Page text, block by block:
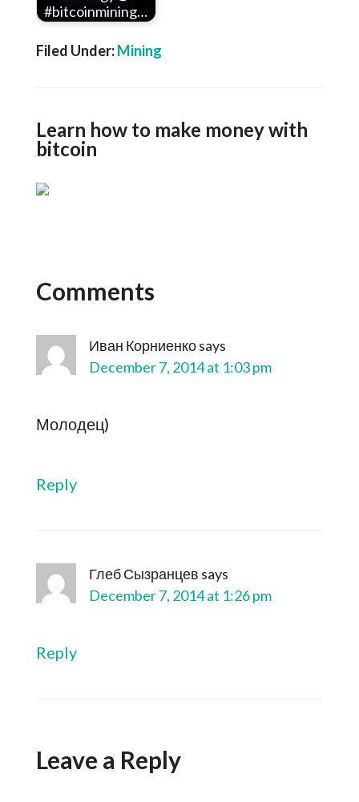
#bitcoinmining…
Filed Under:Mining
Learn how to make money with
bitcoin
Comments
Иван Корниенкоsays
December 7, 2014 at 1:03 pm
Молодец)
Reply
Глеб Сызранцев says
December 7, 2014 at 1:26 pm
Reply
Leave a Reply